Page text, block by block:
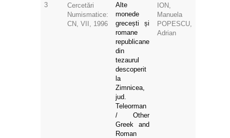
3
Cercetări
Numismatice:
CN, VII, 1996
Alte
monede
grecești și
romane
republicane
din
tezaurul
descoperit
la
Zimnicea,
jud.
Teleorman
/ Other
Greek and
Roman
ION,
Manuela
POPESCU,
Adrian